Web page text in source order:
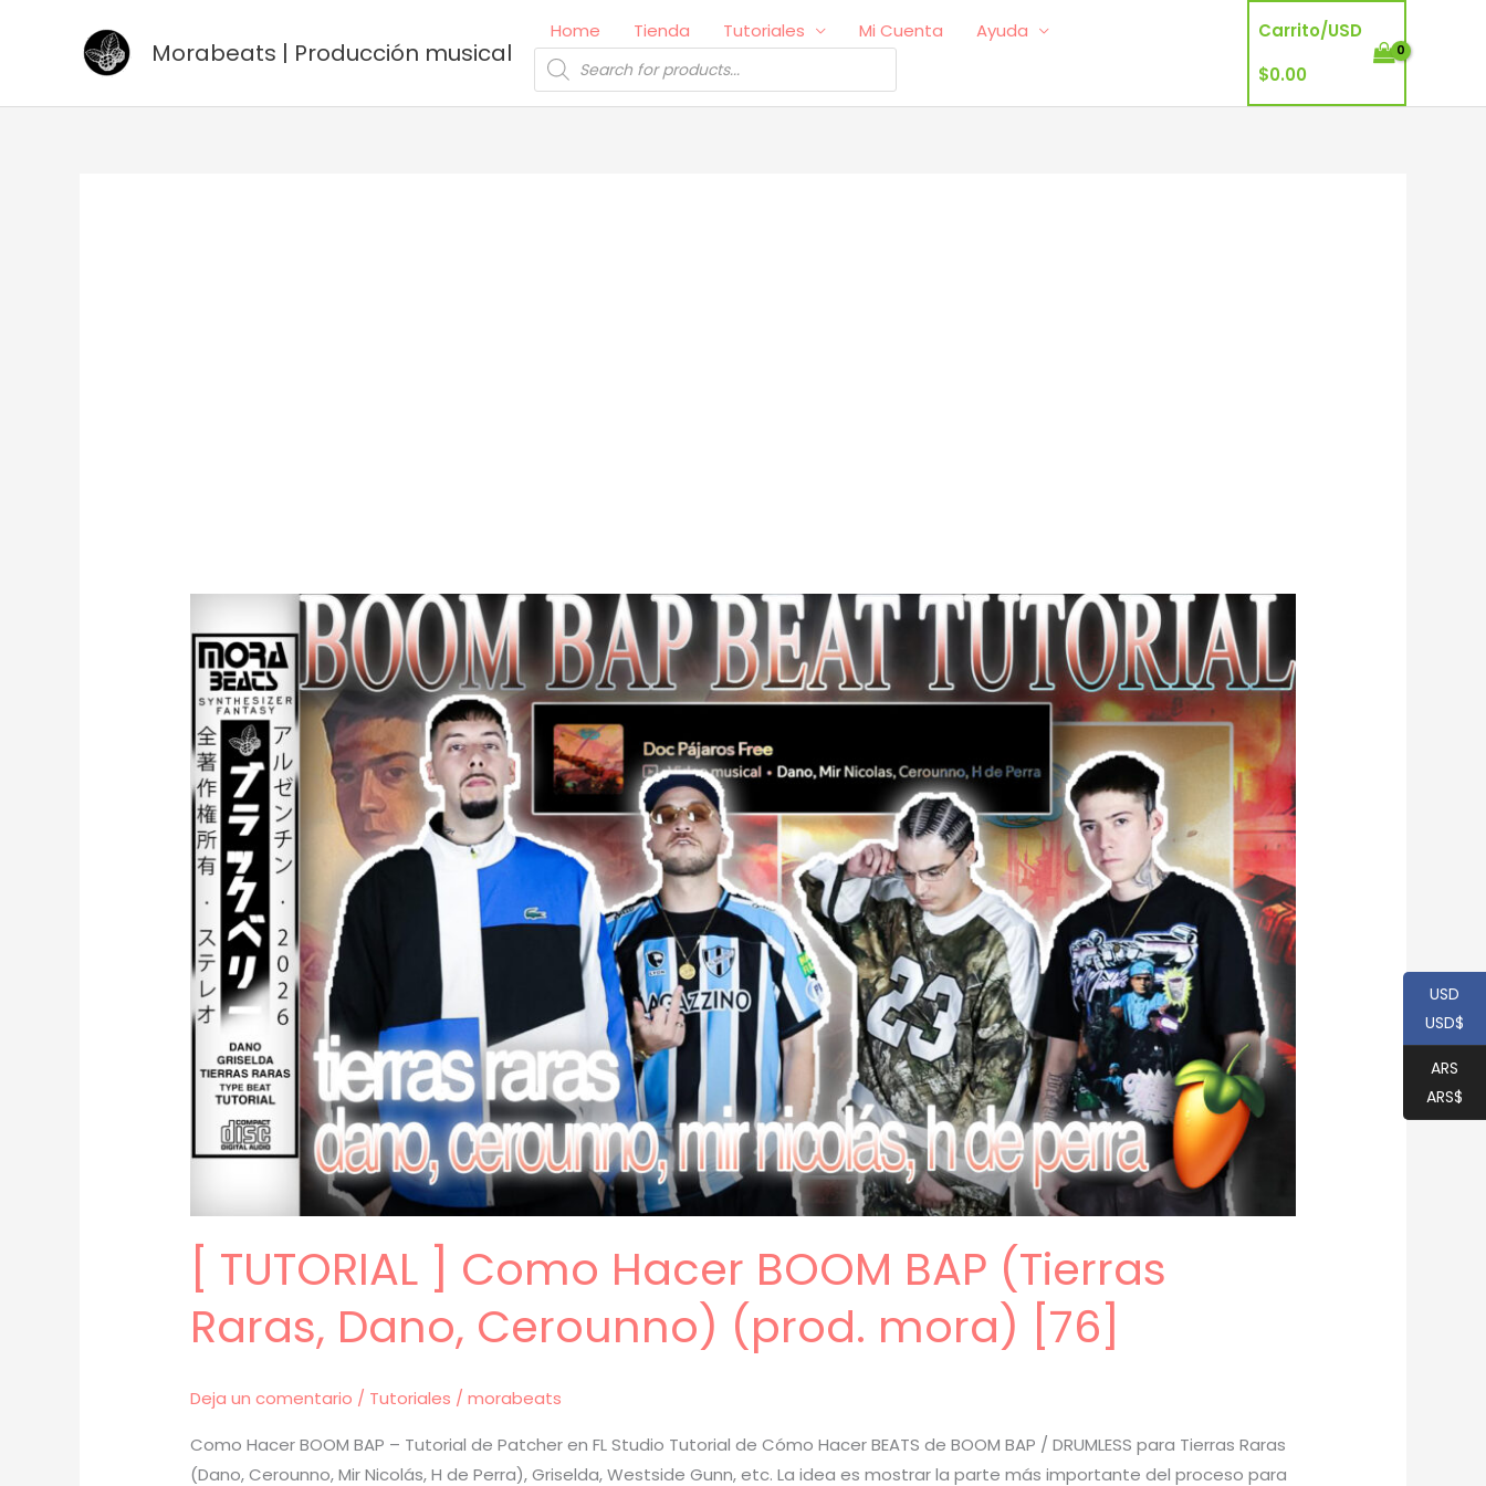
Morabeats | Producción musical
Home Tienda Tutoriales Mi Cuenta
Ayuda
Búsqueda
de
productos
Carrito/USD
$0.00
[ TUTORIAL ] Como Hacer BOOM BAP (Tierras
Raras, Dano, Cerounno) (prod. mora) [76]
Deja un comentario / Tutoriales /morabeats
Como Hacer BOOM BAP – Tutorial de Patcher en FL Studio Tutorial de Cómo Hacer BEATS de BOOM BAP / DRUMLESS para Tierras Raras
(Dano, Cerounno, Mir Nicolás, H de Perra), Griselda, Westside Gunn, etc. La idea es mostrar la parte más importante del proceso para
USD
USD$
ARS
ARS$